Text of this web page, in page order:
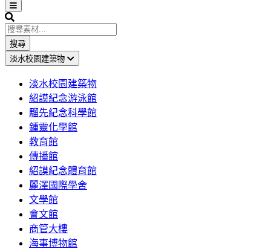
Open
sidebar
Search
搜尋
淡水校園建築物
淡水校園建築物
紹謨紀念游泳館
騮先紀念科學館
鍾靈化學館
教育館
傳播館
紹謨紀念體育館
麗澤國際學舍
文學館
會文館
商管大樓
海事博物館